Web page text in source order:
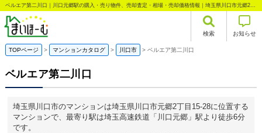
ベルエア第二川口｜川口元郷駅の購入・売り物件、売却査定・相場・売却価格情報｜埼玉県川口市元郷2丁目のマンション情報｜まいほーむ
検索 お知らせ
TOPページ マンションカタログ 川口市 ベルエア第二川口
ベルエア第二川口
埼玉県川口市のマンションは埼玉県川口市元郷2丁目15-28に位置する
マンションで、最寄り駅は埼玉高速鉄道「川口元郷」駅より徒歩6分
です。